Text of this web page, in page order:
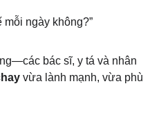
ngày không?”
bác sĩ, y tá và nhân
vừa lành mạnh, vừa phù